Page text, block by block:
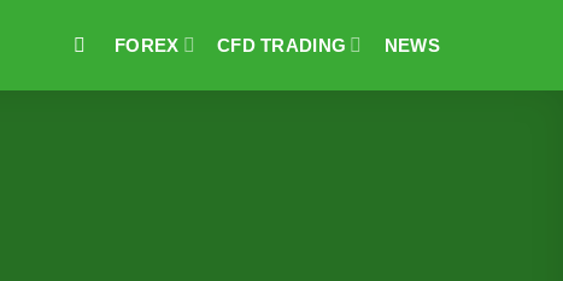
FOREX CFD TRADING NEWS